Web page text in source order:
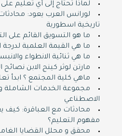
لماذا تحتاج إلى أي تعليم على
لورانس العرب يعود:
تاريخية اسطورية
ما هو التسويق القائم على
ما هي القيمة العلمية
ما هي ثنائية الانطواء
مارتن لوثر كينج الابن نصائح
ماهي كلية المجتمع ؟ ابدأ
مجموعة الخدمات الشاملة و
الاصطناعي
محادثات مع العباقرة: كيف
مفهوم التعليم؟
محقق و محلل القضايا